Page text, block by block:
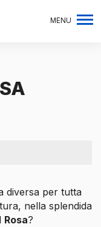
MENU
diversa per tutta
nella splendida
Rosa?